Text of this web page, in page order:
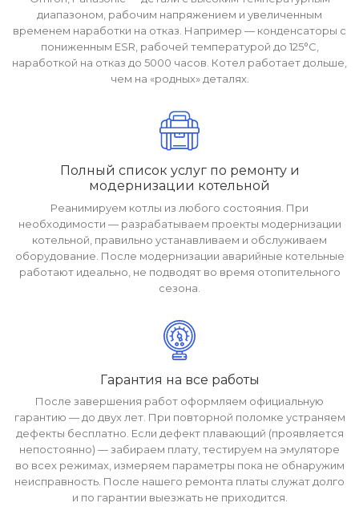
диапазоном, рабочим напряжением и увеличенным
временем наработки на отказ. Например — конденсаторы с
пониженным ESR, рабочей температурой до 125°С,
наработкой на отказ до 5000 часов. Котел работает дольше,
чем на «родных» деталях.
Полный список услуг по ремонту и
модернизации котельной
Реанимируем котлы из любого состояния. При
необходимости — разрабатываем проекты модернизации
котельной, правильно устанавливаем и обслуживаем
оборудование. После модернизации аварийные котельные
работают идеально, не подводят во время отопительного
сезона.
Гарантия на все работы
После завершения работ оформляем официальную
гарантию — до двух лет. При повторной поломке устраняем
дефекты бесплатно. Если дефект плавающий (проявляется
непостоянно) — забираем плату, тестируем на эмуляторе
во всех режимах, измеряем параметры пока не обнаружим
неисправность. После нашего ремонта платы служат долго
и по гарантии выезжать не приходится.